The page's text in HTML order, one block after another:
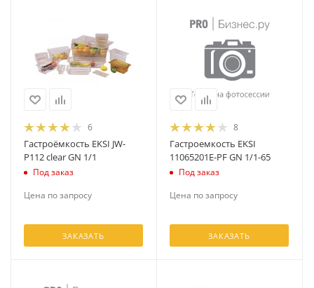
6
Гастроёмкость EKSI JW-
P112 clear GN 1/1
Под заказ
Цена по запросу
ЗАКАЗАТЬ
8
Гастроемкость EKSI
11065201E-PF GN 1/1-65
Под заказ
Цена по запросу
ЗАКАЗАТЬ